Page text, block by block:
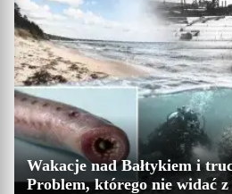
Wakacje nad Bałtykiem i
Problem, którego nie widać z